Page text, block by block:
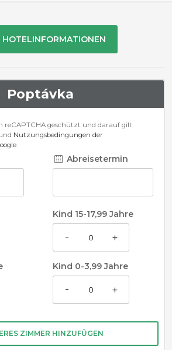
Poptávka
reCAPTCHA geschützt und darauf gilt
Nutzungsbedingungen der
.
Abreisetermin
Kind 15-17,99 Jahre
- +
Kind 0-3,99 Jahre
- +
ZIMMER HINZUFÜGEN